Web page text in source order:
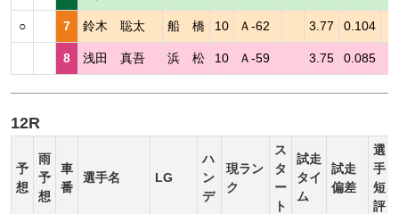
○ 7 鈴木 聡太 船 橋 10 Ａ-62 3.77 0.104
8 浅田 真吾 浜 松 10 Ａ-59 3.75 0.085
12R
予
想
雨
予
想
車
番
選手名 LG
ハ
ン
デ
現ラン
ク
ス
タ
ー
ト
試走
タイ
ム
試走
偏差
選
手
短
評